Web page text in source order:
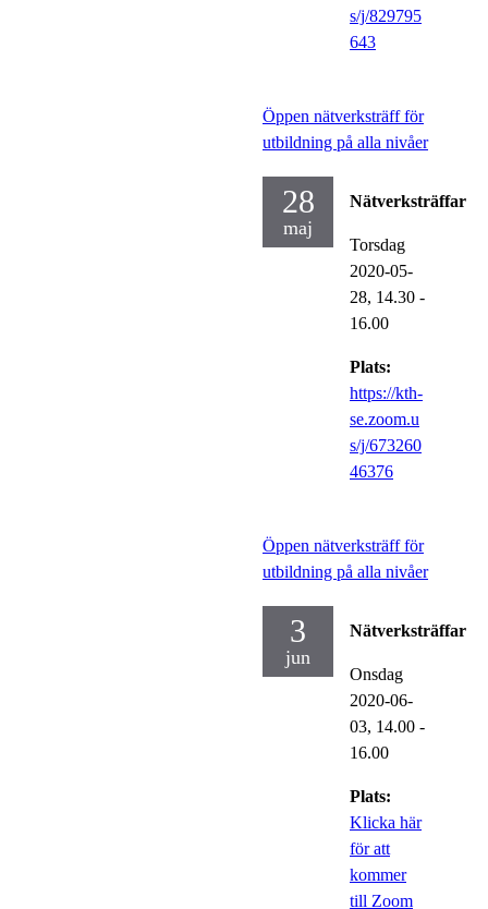
s/j/829795
643
Öppen nätverksträff för
utbildning på alla nivåer
28
maj
Nätverksträffar
Torsdag
2020-05-
28, 14.30 -
16.00
Plats:
https://kth-
se.zoom.u
s/j/673260
46376
Öppen nätverksträff för
utbildning på alla nivåer
3
jun
Nätverksträffar
Onsdag
2020-06-
03, 14.00 -
16.00
Plats:
Klicka här
för att
kommer
till Zoom